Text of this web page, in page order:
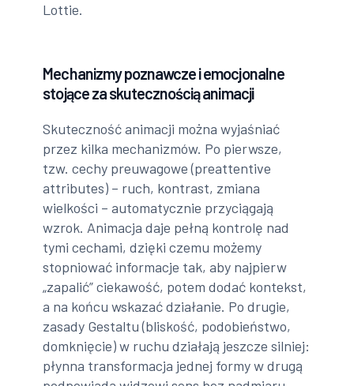
Lottie.
Mechanizmy poznawcze i emocjonalne
stojące za skutecznością animacji
Skuteczność animacji można wyjaśniać
przez kilka mechanizmów. Po pierwsze,
tzw. cechy preuwagowe (preattentive
attributes) – ruch, kontrast, zmiana
wielkości – automatycznie przyciągają
wzrok. Animacja daje pełną kontrolę nad
tymi cechami, dzięki czemu możemy
stopniować informacje tak, aby najpierw
„zapalić” ciekawość, potem dodać kontekst,
a na końcu wskazać działanie. Po drugie,
zasady Gestaltu (bliskość, podobieństwo,
domknięcie) w ruchu działają jeszcze silniej:
płynna transformacja jednej formy w drugą